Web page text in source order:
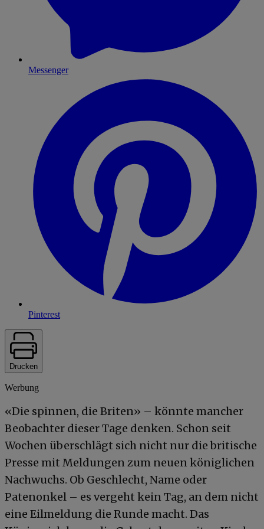
Messenger
Pinterest
Drucken
Werbung
«Die spinnen, die Briten» – könnte mancher
Beobachter dieser Tage denken. Schon seit
Wochen überschlägt sich nicht nur die britische
Presse mit Meldungen zum neuen königlichen
Nachwuchs. Ob Geschlecht, Name oder
Patenonkel – es vergeht kein Tag, an dem nicht
eine Eilmeldung die Runde macht. Das